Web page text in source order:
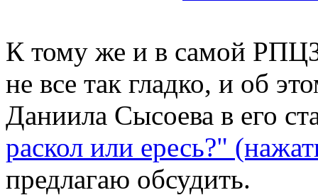
К тому же и в самой
не все так гладко, и об
Даниила Сысоева в его
раскол или ересь?"
предлагаю обсудить.